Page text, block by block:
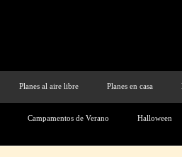
Planes al aire libre Planes en casa
Campamentos de Verano Halloween